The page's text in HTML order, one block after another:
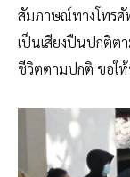
สัมภาษณ์ทางโทรศั
เป็นเสียงปืนปกติต
ชีวิตตามปกติ ขอใ